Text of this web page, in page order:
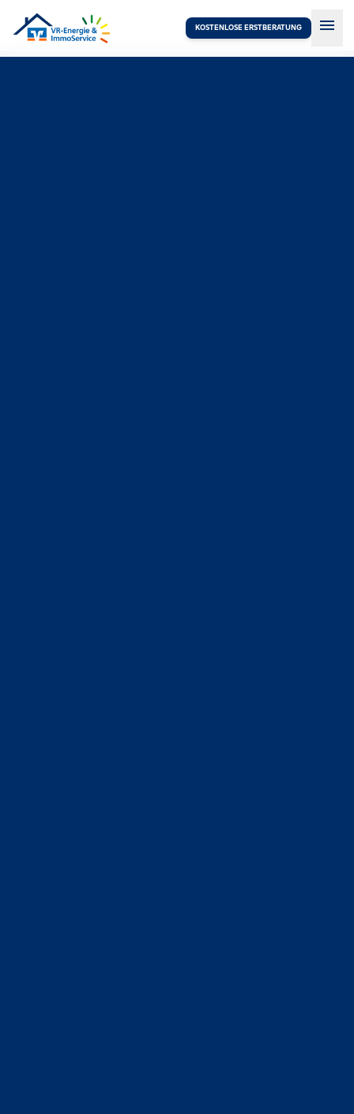
KOSTENLOSE ERSTBERATUNG menu